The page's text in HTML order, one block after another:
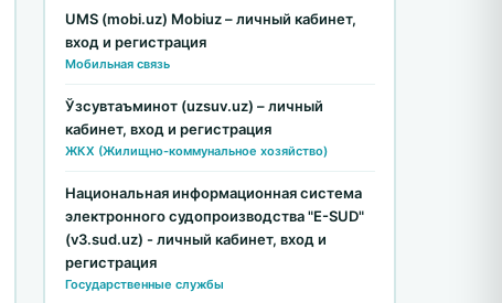
UMS (mobi.uz) Mobiuz – личный кабинет,
вход и регистрация
Мобильная связь
Ўзсувтаъминот (uzsuv.uz) – личный
кабинет, вход и регистрация
ЖКХ (Жилищно-коммунальное хозяйство)
Национальная информационная система
электронного судопроизводства "E-SUD"
(v3.sud.uz) - личный кабинет, вход и
регистрация
Государственные службы